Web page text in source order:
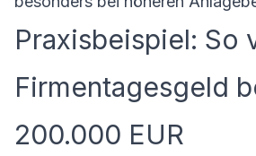
Praxisbeispiel: So
Firmentagesgeld
200.000 EUR